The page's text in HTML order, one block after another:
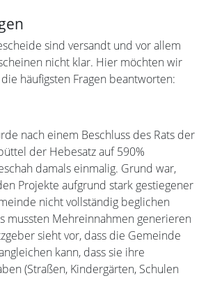
sind versandt und vor allem
nicht klar. Hier möchten wir
häufigsten Fragen beantworten:
nach einem Beschluss des Rats der
der Hebesatz auf 590%
damals einmalig. Grund war,
Projekte aufgrund stark gestiegener
nicht vollständig beglichen
mussten Mehreinnahmen generieren
sieht vor, dass die Gemeinde
kann, dass sie ihre
(Straßen, Kindergärten, Schulen